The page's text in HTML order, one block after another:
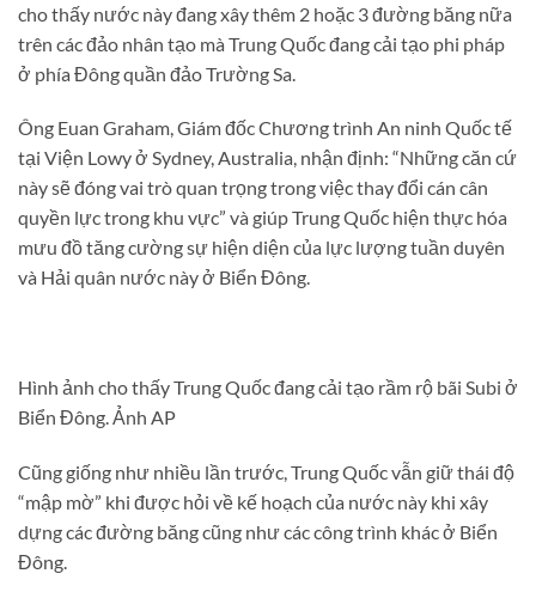
cho thấy nước này đang xây thêm 2 hoặc 3 đường băng nữa
trên các đảo nhân tạo mà Trung Quốc đang cải tạo phi pháp
ở phía Đông quần đảo Trường Sa.
Ông Euan Graham, Giám đốc Chương trình An ninh Quốc tế
tại Viện Lowy ở Sydney, Australia, nhận định: “Những căn cứ
này sẽ đóng vai trò quan trọng trong việc thay đổi cán cân
quyền lực trong khu vực” và giúp Trung Quốc hiện thực hóa
mưu đồ tăng cường sự hiện diện của lực lượng tuần duyên
và Hải quân nước này ở Biển Đông.
Hình ảnh cho thấy Trung Quốc đang cải tạo rầm rộ bãi Subi ở
Biển Đông. Ảnh AP
Cũng giống như nhiều lần trước, Trung Quốc vẫn giữ thái độ
“mập mờ” khi được hỏi về kế hoạch của nước này khi xây
dựng các đường băng cũng như các công trình khác ở Biển
Đông.